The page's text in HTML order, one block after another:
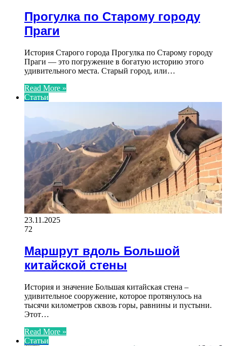
Прогулка по Старому городу
Праги
История Старого города Прогулка по Старому городу
Праги — это погружение в богатую историю этого
удивительного места. Старый город, или…
Read More »
Статьи
23.11.2025
72
Маршрут вдоль Большой
китайской стены
История и значение Большая китайская стена –
удивительное сооружение, которое протянулось на
тысячи километров сквозь горы, равнины и пустыни.
Этот…
Read More »
Статьи